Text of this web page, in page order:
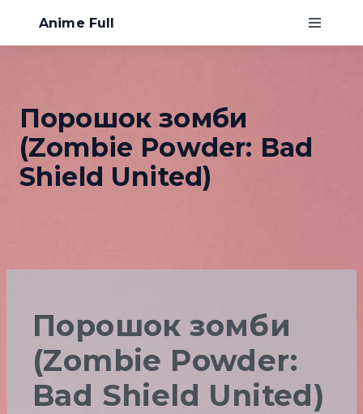
Anime Full
Хентай
О нас
Порошок зомби
(Zombie Powder: Bad
Shield United)
Порошок зомби
(Zombie Powder:
Bad Shield United)